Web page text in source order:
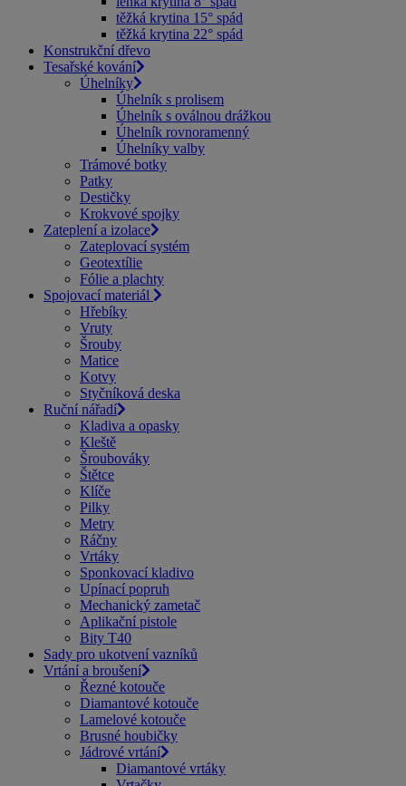
těžká krytina 15° spád
těžká krytina 22° spád
Konstrukční dřevo
Tesařské kování
Úhelníky
Úhelník s prolisem
Úhelník s oválnou drážkou
Úhelník rovnoramenný
Úhelníky valby
Trámové botky
Patky
Destičky
Krokvové spojky
Zateplení a izolace
Zateplovací systém
Geotextílie
Fólie a plachty
Spojovací materiál
Hřebíky
Vruty
Šrouby
Matice
Kotvy
Styčníková deska
Ruční nářadí
Kladiva a opasky
Kleště
Šroubováky
Štětce
Klíče
Pilky
Metry
Ráčny
Vrtáky
Sponkovací kladivo
Upínací popruh
Mechanický zametač
Aplikační pistole
Bity T40
Sady pro ukotvení vazníků
Vrtání a broušení
Řezné kotouče
Diamantové kotouče
Lamelové kotouče
Brusné houbičky
Jádrové vrtání
Diamantové vrtáky